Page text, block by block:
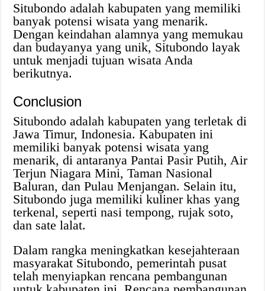
Situbondo adalah kabupaten yang memiliki
banyak potensi wisata yang menarik.
Dengan keindahan alamnya yang memukau
dan budayanya yang unik, Situbondo layak
untuk menjadi tujuan wisata Anda
berikutnya.
Conclusion
Situbondo adalah kabupaten yang terletak di
Jawa Timur, Indonesia. Kabupaten ini
memiliki banyak potensi wisata yang
menarik, di antaranya Pantai Pasir Putih, Air
Terjun Niagara Mini, Taman Nasional
Baluran, dan Pulau Menjangan. Selain itu,
Situbondo juga memiliki kuliner khas yang
terkenal, seperti nasi tempong, rujak soto,
dan sate lalat.
Dalam rangka meningkatkan kesejahteraan
masyarakat Situbondo, pemerintah pusat
telah menyiapkan rencana pembangunan